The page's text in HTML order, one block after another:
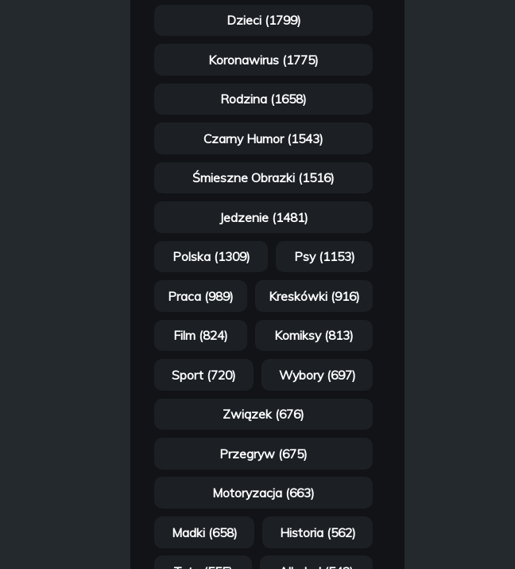
Dzieci (1799)
Koronawirus (1775)
Rodzina (1658)
Czarny Humor (1543)
Śmieszne Obrazki (1516)
Jedzenie (1481)
Polska (1309) Psy (1153)
Praca (989) Kreskówki (916)
Film (824) Komiksy (813)
Sport (720) Wybory (697)
Związek (676)
Przegryw (675)
Motoryzacja (663)
Madki (658) Historia (562)